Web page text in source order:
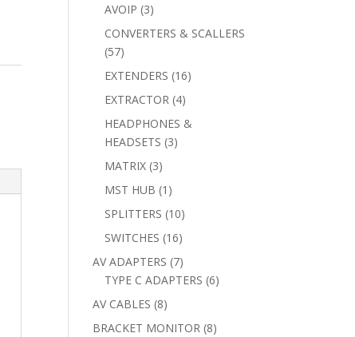
AVOIP 33
products
CONVERTERS & SCALLERS
5757
products
EXTENDERS 1616
EXTRACTOR 44
products
HEADPHONES &
HEADSETS 33
MATRIX 33
products
MST HUB 1 1
product
SPLITTERS 1010
products
SWITCHES 1616
products
AV ADAPTERS 77
products
TYPE C ADAPTERS 66
AV CABLES 88
products
BRACKET MONITOR 88